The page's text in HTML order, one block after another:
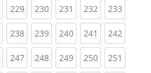
229(current)
230(current)
231 (current)
232(current)
233
238(current)
239(current)
240(current)
241 (current)
242
247(current)
248(current)
249(current)
250(current)
251